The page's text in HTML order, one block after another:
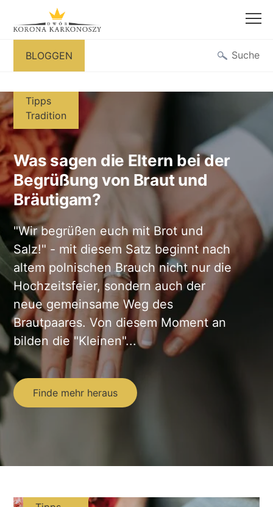
Inhalt
springen
BLOGGEN
Was sagen die Eltern bei der
Begrüßung von Braut und
Bräutigam?
"Wir begrüßen euch mit Brot und
Salz!" - mit diesem Satz beginnt nach
altem polnischen Brauch nicht nur die
Hochzeitsfeier, sondern auch der
neue gemeinsame Weg des
Brautpaares. Von diesem Moment an
bilden die "Kleinen"...
Finde mehr heraus
Tipps
Tradition